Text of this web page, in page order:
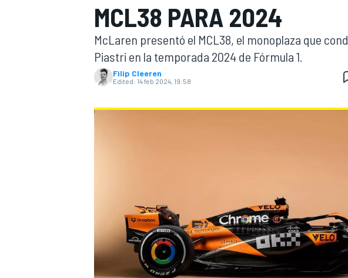
FÓRMULA E MOTO
NASCAR
MÁS
MCL38 PARA 2024
McLaren presentó el MCL38, el monoplaza que
Piastri en la temporada 2024 de Fórmula 1.
Filip Cleeren
Edited: 14 feb 2024, 19:58